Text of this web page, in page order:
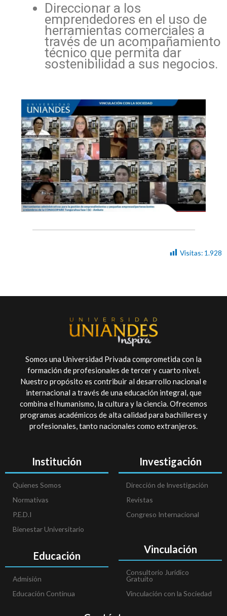
Direccionar a los
emprendedores en el uso de
herramientas comerciales a
través de un acompañamiento
técnico que permita dar
sostenibilidad a sus negocios.
Visitas: 1.928
Somos una Universidad Privada comprometida con la
formación de profesionales de tercer y cuarto nivel.
Nuestro propósito es contribuir al desarrollo nacional e
internacional a través de una educación integral, que
combina el humanismo, la cultura y la ciencia. Ofrecemos
programas académicos de alta calidad para bachilleres y
profesionales, tanto nacionales como extranjeros.
Institución
Quienes Somos
Normativas
P.E.D.I
Bienestar Universitario
Educación
Admisión
Educación Continua
Investigación
Dirección de Investigación
Revistas
Congreso Internacional
Vinculación
Consultorio Jurídico
Gratuito
Vinculación con la Sociedad